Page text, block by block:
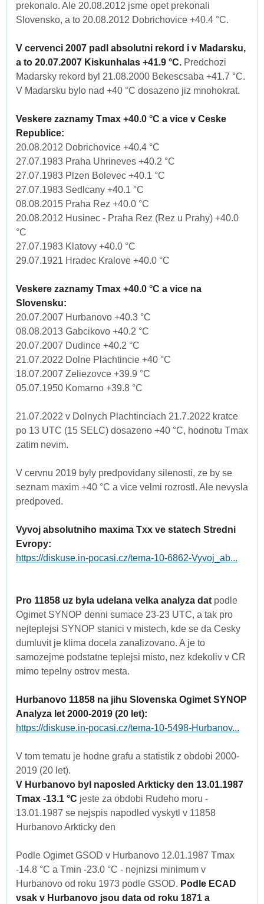
prekonalo. Ale 20.08.2012 jsme opet prekonali
Slovensko, a to 20.08.2012 Dobrichovice +40.4 °C.
V cervenci 2007 padl absolutni rekord i v Madarsku,
a to 20.07.2007 Kiskunhalas +41.9 °C. Predchozi
Madarsky rekord byl 21.08.2000 Bekescsaba +41.7 °C.
V Madarsku bylo nad +40 °C dosazeno jiz mnohokrat.
Veskere zaznamy Tmax +40.0 °C a vice v Ceske
Republice:
20.08.2012 Dobrichovice +40.4 °C
27.07.1983 Praha Uhrineves +40.2 °C
27.07.1983 Plzen Bolevec +40.1 °C
27.07.1983 Sedlcany +40.1 °C
08.08.2015 Praha Rez +40.0 °C
20.08.2012 Husinec - Praha Rez (Rez u Prahy) +40.0
°C
27.07.1983 Klatovy +40.0 °C
29.07.1921 Hradec Kralove +40.0 °C
Veskere zaznamy Tmax +40.0 °C a vice na
Slovensku:
20.07.2007 Hurbanovo +40.3 °C
08.08.2013 Gabcikovo +40.2 °C
20.07.2007 Dudince +40.2 °C
21.07.2022 Dolne Plachtincie +40 °C
18.07.2007 Zeliezovce +39.9 °C
05.07.1950 Komarno +39.8 °C
21.07.2022 v Dolnych Plachtinciach 21.7.2022 kratce
po 13 UTC (15 SELC) dosazeno +40 °C, hodnotu Tmax
zatim nevim.
V cervnu 2019 byly predpovidany silenosti, ze by se
seznam maxim +40 °C a vice velmi rozrostl. Ale nevysla
predpoved.
Vyvoj absolutniho maxima Txx ve statech Stredni
Evropy:
https://diskuse.in-pocasi.cz/tema-10-6862-Vyvoj_ab...
Pro 11858 uz byla udelana velka analyza dat podle
Ogimet SYNOP denni sumace 23-23 UTC, a tak pro
nejteplejsi SYNOP stanici v mistech, kde se da Cesky
dumluvit je klima docela zanalizovano. A je to
samozejme podstatne teplejsi misto, nez kdekoliv v CR
mimo tepelny ostrov mesta.
Hurbanovo 11858 na jihu Slovenska Ogimet SYNOP
Analyza let 2000-2019 (20 let):
https://diskuse.in-pocasi.cz/tema-10-5498-Hurbanov...
V tom tematu je hodne grafu a statistik z obdobi 2000-
2019 (20 let).
V Hurbanovo byl naposled Arkticky den 13.01.1987
Tmax -13.1 °C jeste za obdobi Rudeho moru -
13.01.1987 se nejspis napodled vyskytl v 11858
Hurbanovo Arkticky den
Podle Ogimet GSOD v Hurbanovo 12.01.1987 Tmax
-14.8 °C a Tmin -23.0 °C - nejnizsi minimum v
Hurbanovo od roku 1973 podle GSOD. Podle ECAD
vsak v Hurbanovo jsou data od roku 1871 a